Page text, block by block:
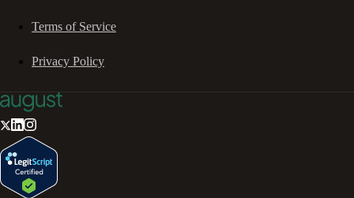
Terms of Service
Privacy Policy